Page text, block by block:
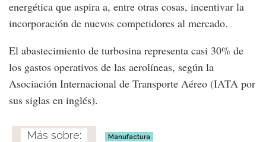
energética que aspira a, entre otras cosas, incentivar la
incorporación de nuevos competidores al mercado.
El abastecimiento de turbosina representa casi 30% de
los gastos operativos de las aerolíneas, según la
Asociación Internacional de Transporte Aéreo (IATA por
sus siglas en inglés).
Manufactura